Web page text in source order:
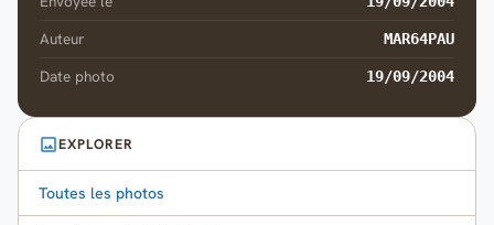
Auteur MAR64PAU
Date photo 19/09/2004
EXPLORER
Toutes les photos